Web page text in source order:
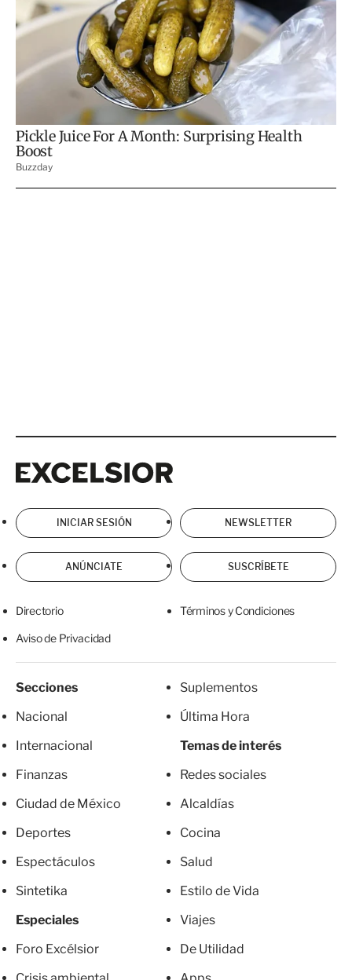
INICIAR SESIÓN NEWSLETTER
ANÚNCIATE SUSCRÍBETE
Directorio Términos y Condiciones
Aviso de Privacidad
Secciones
Nacional
Internacional
Finanzas
Ciudad de México
Deportes
Espectáculos
Sintetika
Especiales
Foro Excélsior
Suplementos
Última Hora
Temas de interés
Redes sociales
Alcaldías
Cocina
Salud
Estilo de Vida
Viajes
De Utilidad